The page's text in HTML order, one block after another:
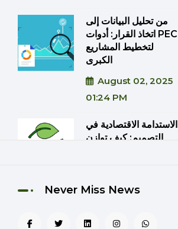
من تحليل البيانات إلى
اتخاذ القرار: أدوات PEC
لتخطيط المشاريع
الكبرى
August 02, 2025
01:24 PM
الاستدامة الاقتصادية في
التصميم: كيف توازن
August 02, 2025
Never Miss News